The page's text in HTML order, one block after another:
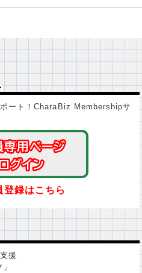
ート！CharaBiz Membershipサ
専用ページ
専用ページ
ログイン
ログイン
録はこちら
援